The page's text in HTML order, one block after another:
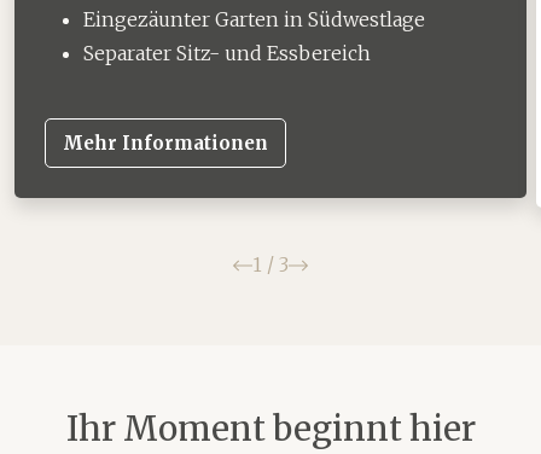
Eingezäunter Garten in Südwestlage
Separater Sitz- und Essbereich
Mehr Informationen
Zurück
1 / 3 Weiter
Ihr Moment beginnt hier